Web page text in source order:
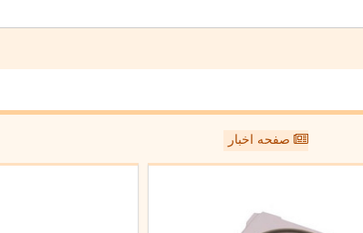
صفحه اخبار